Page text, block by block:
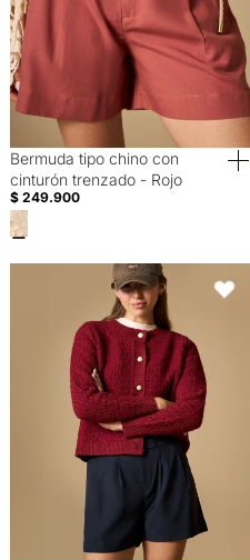
40% Off
Bermuda tipo chino con
cinturón trenzado - Rojo
$ 249.900
cintura ajustable - Crudo
Short con pliegues frontales tiro